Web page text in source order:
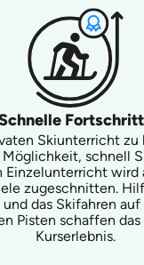
Skiunterricht zu
schnell
Einzelunterricht wird
zugeschnitten.
und das Skifahren
Pisten schaffen das
Kurserlebnis.